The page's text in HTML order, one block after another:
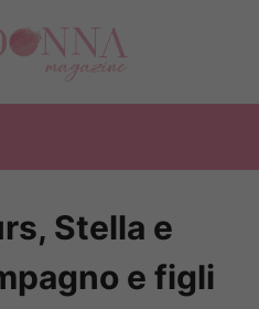
Stella e
e figli